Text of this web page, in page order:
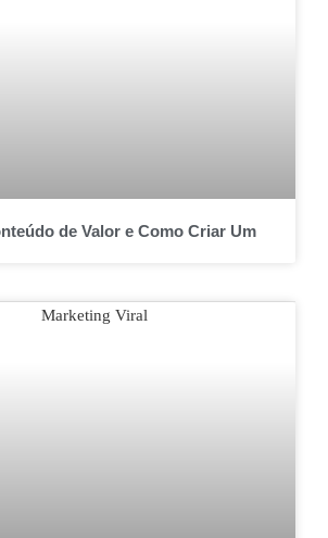
de Valor e Como Criar Um